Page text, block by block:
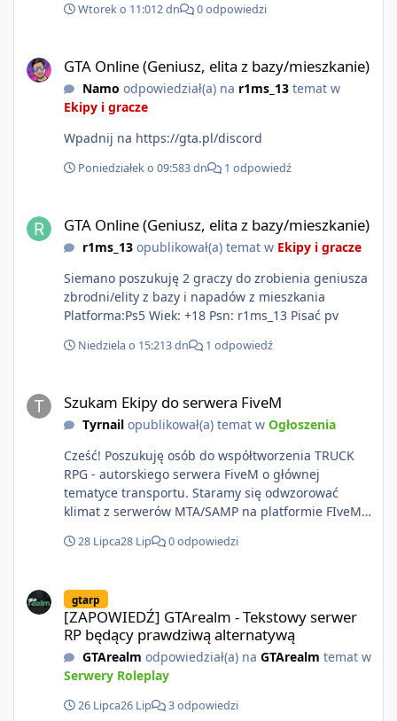
poziomie multiplayera Wygodne pisanie własnych
Kontakt: Discord — vincekidd Telegram —
xvincekidd Wideo demonstracyjne:
https://youtu.be/8IrdoG8iFz4
Wtorek o 11:012 dn 0 odpowiedzi
GTA Online (Geniusz, elita z bazy/mieszkanie)
Namo odpowiedział(a) na r1ms_13temat w
Ekipy i gracze
Wpadnij na https://gta.pl/discord
Poniedziałek o 09:583 dn 1 odpowiedź
GTA Online (Geniusz, elita z bazy/mieszkanie)
r1ms_13opublikował(a) temat w Ekipy i gracze
Siemano poszukuję 2 graczy do zrobienia geniusza
zbrodni/elity z bazy i napadów z mieszkania
Platforma:Ps5 Wiek: +18 Psn: r1ms_13 Pisać pv
Niedziela o 15:213 dn 1 odpowiedź
Szukam Ekipy do serwera FiveM
Tyrnailopublikował(a) temat w Ogłoszenia
Cześć! Poszukuję osób do współtworzenia TRUCK
RPG - autorskiego serwera FiveM o głównej
tematyce transportu. Staramy się odwzorować
klimat z serwerów MTA/SAMP na platformie FIveM.
którzy chcą robić coś innego niż jeździć ciężarówką.
jakość wykonania, bezpieczeństwo, optymalizację
oraz długoterminowy rozwój. Nie bazujemy na
przypadkowo pobranych skryptach większość
systemów powstaje pod potrzeby serwera. Kogo
szukam? 🔹 Mapper / MLO - Głównie 🔹 Grafik UI/UX
🔹 Grafik 2D/3D (tekstury, reklamy, malowania
pojazdów) 🔹Testerów/Pomysłodawców bo jak
wiadomo co 2 głowy to nie jedna. Co oferuję? udział
28 Lipca28 Lip 0 odpowiedzi
gtarp
[ZAPOWIEDŹ] GTArealm - Tekstowy serwer
RP będący prawdziwą alternatywą
GTArealm odpowiedział(a) na GTArealm temat w
Serwery Roleplay
26 Lipca26 Lip 3 odpowiedzi